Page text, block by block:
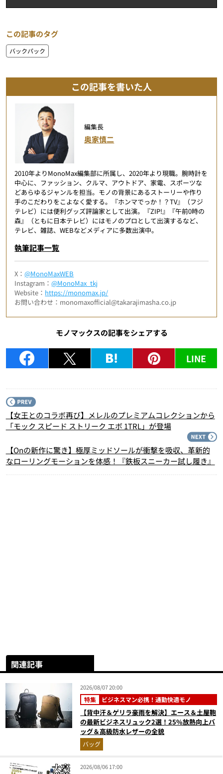
この記事のタグ
バックパック
この記事を書いた人
編集長
奥家慎二
2010年よりMonoMax編集部に所属し、2020年より現職。腕時計を
中心に、ファッション、クルマ、アウトドア、家電、スポーツな
どあらゆるジャンルを担当。モノの背景にあるストーリーや作り
手のこだわりをこよなく愛する。『ホンマでっか！？TV』（フジ
テレビ）には便利グッズ評論家として出演。『ZIP!』『午前0時の
森』（ともに日本テレビ）にはモノのプロとして出演するなど、
テレビ、雑誌、WEBなどメディアに多数出演中。
執筆記事一覧
X：@MonoMaxWEB
Instagram：@MonoMax_tkj
Website： https://monomax.jp/
お問い合わせ：monomaxofficial@takarajimasha.co.jp
モノマックスの記事をシェアする
LINE
【女王とのコラボ再び】メレルのプレミアムコレクションから
「モック スピード ストリーク エボ 1TRL」が登場
【Onの新作に驚き】極厚ミッドソールが衝撃を吸収、革新的
なローリングモーションを体感！『鉄板スニーカー試し履き』
関連記事
2026/08/07 20:00
特集 ビジネスマン必携！通勤快適モノ
【背中汗＆ゲリラ豪雨を解決】エース＆土屋鞄
の最新ビジネスリュック2選！25%放熱向上バ
ッグ＆高級防水レザーの全貌
バッグ
2026/08/06 17:00